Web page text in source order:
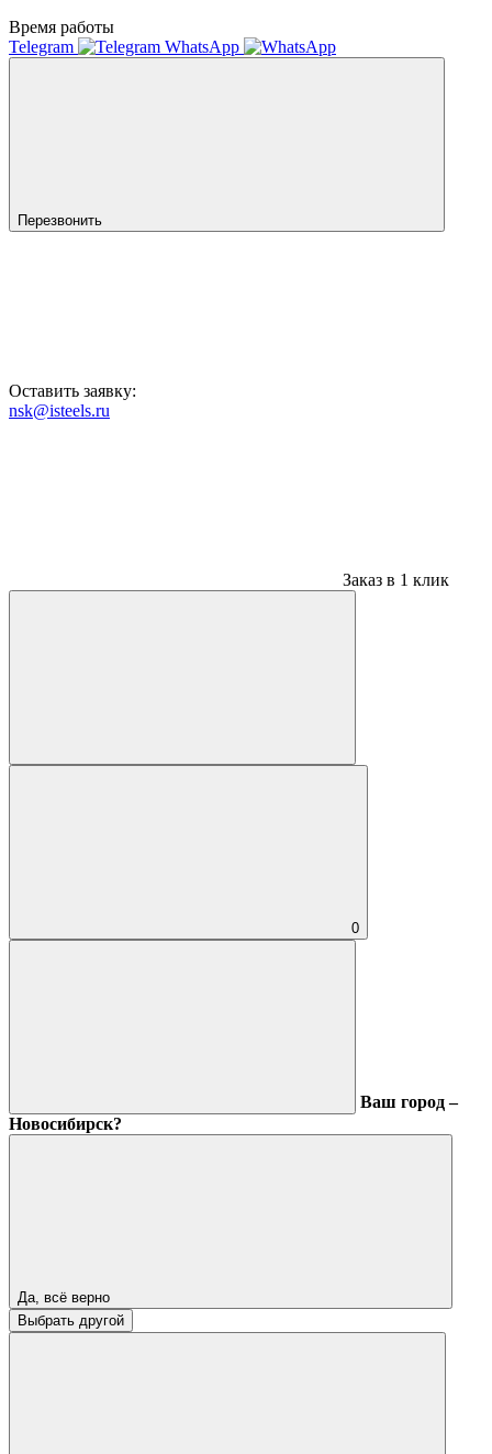
Время работы
Telegram
WhatsApp
Перезвонить
Оставить заявку:
nsk@isteels.ru
Заказ в 1 клик
0
Ваш город –
Новосибирск?
Да, всё верно
Выбрать другой